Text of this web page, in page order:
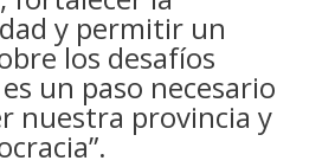
y permitir un
los desafíos
un paso necesario
nuestra provincia y